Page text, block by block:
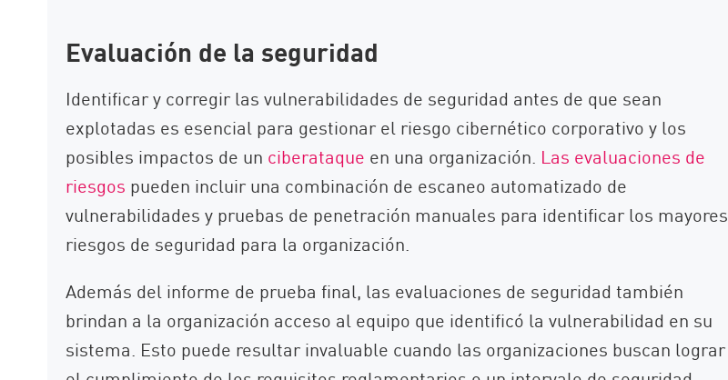
Evaluación de la seguridad
Identificar y corregir las vulnerabilidades de seguridad antes de que sean
explotadas es esencial para gestionar el riesgo cibernético corporativo y los
posibles impactos de un ciberataque en una organización. Las evaluaciones de
riesgos pueden incluir una combinación de escaneo automatizado de
vulnerabilidades y pruebas de penetración manuales para identificar los mayores
riesgos de seguridad para la organización.
Además del informe de prueba final, las evaluaciones de seguridad también
brindan a la organización acceso al equipo que identificó la vulnerabilidad en su
sistema. Esto puede resultar invaluable cuando las organizaciones buscan lograr